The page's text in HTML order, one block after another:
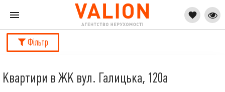
Фільтр
Квартири в ЖК вул. Галицька, 120а